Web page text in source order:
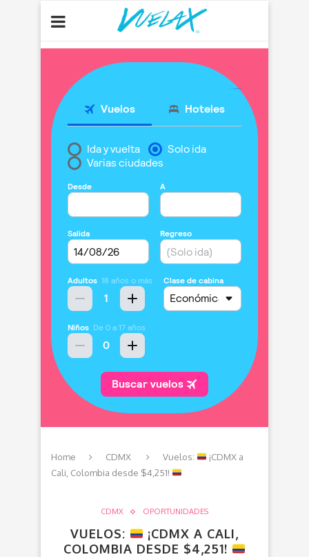
Home CDMX Vuelos:
¡CDMX a
Cali, Colombia desde $4,251!
CDMX OPORTUNIDADES
VUELOS:
¡CDMX A CALI,
COLOMBIA DESDE $4,251!